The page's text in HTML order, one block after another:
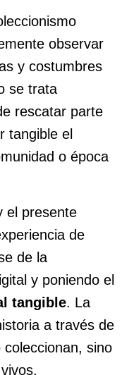
observar
y costumbres
se trata
rescatar parte
tangible el
o época
el presente
de
de la
y poniendo el
tangible. La
a través de
sino